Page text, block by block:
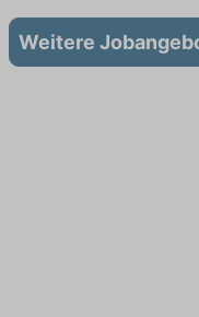
Weitere